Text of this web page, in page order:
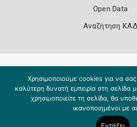
Open Data
Αναζήτηση ΚΑΔ
Χρησιμοποιούμε cookies για να
καλύτερη δυνατή εμπειρία στη σελίδα
χρησιμοποιείτε τη σελίδα, θα
ικανοποιημένοι με
Εντάξει
Copyright 2026